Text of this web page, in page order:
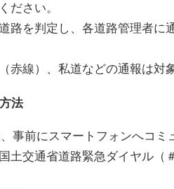
ださい。
路を判定し、各道路管理者に
線）、私道などの通報は対象
法
事前にスマートフォンへコ
土交通省道路緊急ダイヤル（